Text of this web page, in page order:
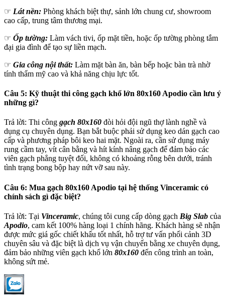
☞ Lát nền: Phòng khách biệt thự, sảnh lớn chung cư, showroom
cao cấp, trung tâm thương mại.
☞ Ốp tường: Làm vách tivi, ốp mặt tiền, hoặc ốp tường phòng tắm
đại gia đình để tạo sự liền mạch.
☞ Gia công nội thất: Làm mặt bàn ăn, bàn bếp hoặc bàn trà nhờ
tính thẩm mỹ cao và khả năng chịu lực tốt.
Câu 5: Kỹ thuật thi công gạch khổ lớn 80x160 Apodio cần lưu ý
những gì?
Trả lời: Thi công gạch 80x160 đòi hỏi đội ngũ thợ lành nghề và
dụng cụ chuyên dụng. Bạn bắt buộc phải sử dụng keo dán gạch cao
cấp và phương pháp bôi keo hai mặt. Ngoài ra, cần sử dụng máy
rung cầm tay, vít cân bằng và hít kính nâng gạch để đảm bảo các
viên gạch phẳng tuyệt đối, không có khoảng rỗng bên dưới, tránh
tình trạng bong bộp hay nứt vỡ sau này.
Câu 6: Mua gạch 80x160 Apodio tại hệ thống Vinceramic có
chính sách gì đặc biệt?
Trả lời: Tại Vinceramic, chúng tôi cung cấp dòng gạch Big Slab của
Apodio, cam kết 100% hàng loại 1 chính hãng. Khách hàng sẽ nhận
được mức giá gốc chiết khấu tốt nhất, hỗ trợ tư vấn phối cảnh 3D
chuyên sâu và đặc biệt là dịch vụ vận chuyển bằng xe chuyên dụng,
đảm bảo những viên gạch khổ lớn 80x160 đến công trình an toàn,
không sứt mẻ.